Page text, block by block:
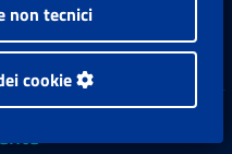
non tecnici
cookie